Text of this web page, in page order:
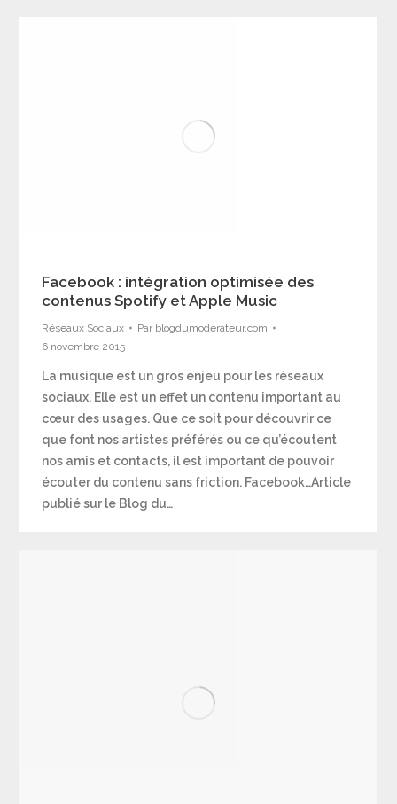
Facebook : intégration optimisée des
contenus Spotify et Apple Music
Réseaux Sociaux Par blogdumoderateur.com
6 novembre 2015
La musique est un gros enjeu pour les réseaux
sociaux. Elle est un effet un contenu important au
cœur des usages. Que ce soit pour découvrir ce
que font nos artistes préférés ou ce qu’écoutent
nos amis et contacts, il est important de pouvoir
écouter du contenu sans friction. Facebook…Article
publié sur le Blog du…